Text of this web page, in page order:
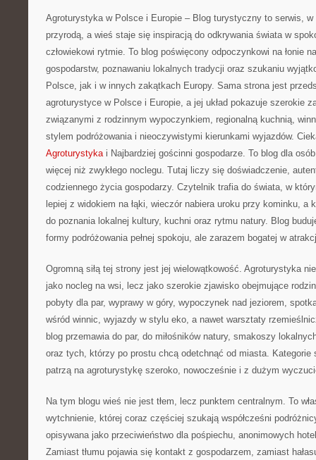
Agroturystyka w Polsce i Europie – Blog turystyczny to serwis,
przyrodą, a wieś staje się inspiracją do odkrywania świata w
człowiekowi rytmie. To blog poświęcony odpoczynkowi na łonie
gospodarstw, poznawaniu lokalnych tradycji oraz szukaniu
Polsce, jak i w innych zakątkach Europy. Sama strona jest
agroturystyce w Polsce i Europie, a jej układ pokazuje szerokie
związanymi z rodzinnym wypoczynkiem, regionalną kuchnią,
stylem podróżowania i nieoczywistymi kierunkami wyjazdów.
Agroturystykai Najbardziej gościnni gospodarze. To blog dla
więcej niż zwykłego noclegu. Tutaj liczy się doświadczenie,
codziennego życia gospodarzy. Czytelnik trafia do świata, w
lepiej z widokiem na łąki, wieczór nabiera uroku przy kominku, a
do poznania lokalnej kultury, kuchni oraz rytmu natury. Blog
formy podróżowania pełnej spokoju, ale zarazem bogatej w
Ogromną siłą tej strony jest jej wielowątkowość. Agroturystyka
jako nocleg na wsi, lecz jako szerokie zjawisko obejmujące
pobyty dla par, wyprawy w góry, wypoczynek nad jeziorem,
wśród winnic, wyjazdy w stylu eko, a nawet warsztaty
blog przemawia do par, do miłośników natury, smakoszy
oraz tych, którzy po prostu chcą odetchnąć od miasta. Kategorie
patrzą na agroturystykę szeroko, nowocześnie i z dużym
Na tym blogu wieś nie jest tłem, lecz punktem centralnym. To
wytchnienie, której coraz częściej szukają współcześni
opisywana jako przeciwieństwo dla pośpiechu, anonimowych
Zamiast tłumu pojawia się kontakt z gospodarzem, zamiast